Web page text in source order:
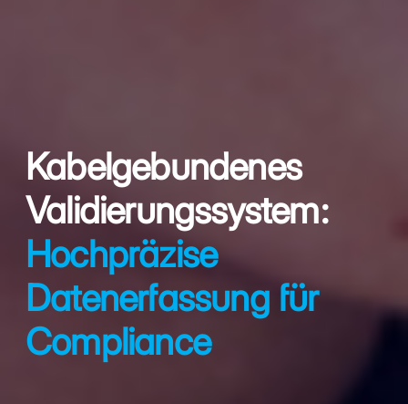
Kabelgebundenes
Validierungssystem:
Hochpräzise
Datenerfassung für
Compliance